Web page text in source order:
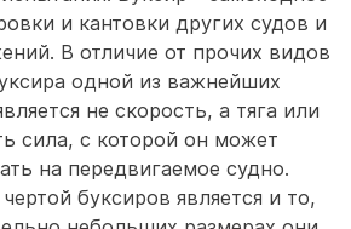
и кантовки других судов и
В отличие от прочих видов
одной из важнейших
не скорость, а тяга или
сила, с которой он может
на передвигаемое судно.
буксиров является и то,